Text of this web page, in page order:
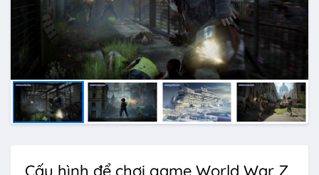
Cấu hình để chơi game World War Z